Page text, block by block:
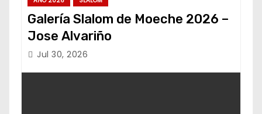
Galería Slalom de Moeche 2026 –
Jose Alvariño
Jul 30, 2026